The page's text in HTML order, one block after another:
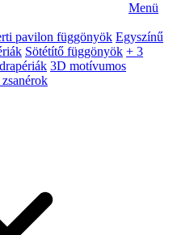
Menü
pavilon függönyök Egyszínű
Sötétítő függönyök + 3
3D motívumos